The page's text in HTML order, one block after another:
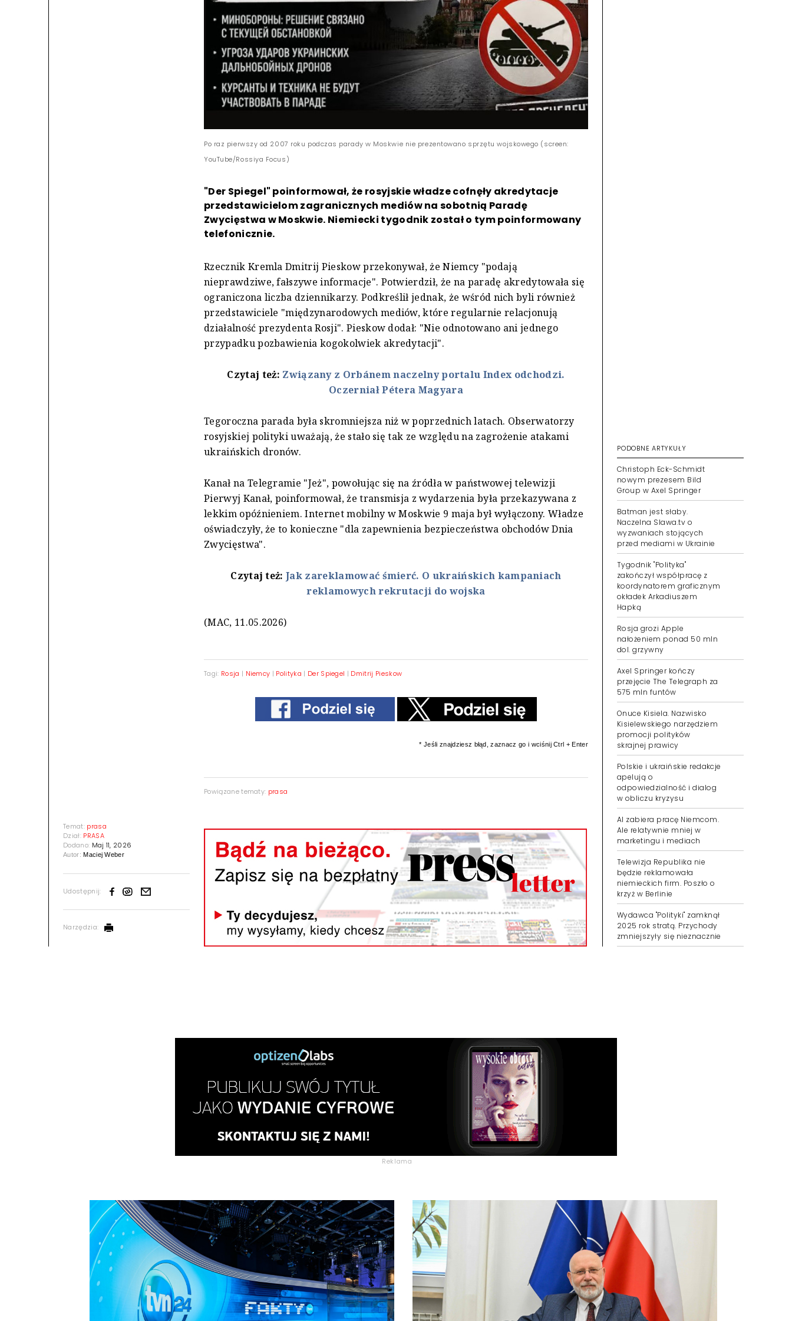
Temat: prasa
Dział: PRASA
Dodano: Maj 11, 2026
Autor:Maciej Weber
Udostępnij:
Narzędzia:
Po raz pierwszy od 2007 roku podczas parady w Moskwie nie prezentowano sprzętu wojskowego (screen:
YouTube/Rossiya Focus)
"Der Spiegel" poinformował, że rosyjskie władze cofnęły akredytacje
przedstawicielom zagranicznych mediów na sobotnią Paradę
Zwycięstwa w Moskwie. Niemiecki tygodnik został o tym poinformowany
telefonicznie.
Rzecznik Kremla Dmitrij Pieskow przekonywał, że Niemcy "podają
nieprawdziwe, fałszywe informacje". Potwierdził, że na paradę akredytowała się
ograniczona liczba dziennikarzy. Podkreślił jednak, że wśród nich byli również
przedstawiciele "międzynarodowych mediów, które regularnie relacjonują
działalność prezydenta Rosji". Pieskow dodał: "Nie odnotowano ani jednego
przypadku pozbawienia kogokolwiek akredytacji".
Czytaj też: Związany z Orbánem naczelny portalu Index odchodzi.
Oczerniał Pétera Magyara
Tegoroczna parada była skromniejsza niż w poprzednich latach. Obserwatorzy
rosyjskiej polityki uważają, że stało się tak ze względu na zagrożenie atakami
ukraińskich dronów.
Kanał na Telegramie "Jeż", powołując się na źródła w państwowej telewizji
Pierwyj Kanał, poinformował, że transmisja z wydarzenia była przekazywana z
lekkim opóźnieniem. Internet mobilny w Moskwie 9 maja był wyłączony. Władze
oświadczyły, że to konieczne "dla zapewnienia bezpieczeństwa obchodów Dnia
Zwycięstwa".
Czytaj też:Jak zareklamować śmierć. O ukraińskich kampaniach
reklamowych rekrutacji do wojska
(MAC, 11.05.2026)
Tagi: Rosja | Niemcy | Polityka | Der Spiegel | Dmitrij Pieskow
* Jeśli znajdziesz błąd, zaznacz go i wciśnij Ctrl + Enter
Powiązane tematy: prasa
PODOBNE ARTYKUŁY
Christoph Eck-Schmidt
nowym prezesem Bild
Group w Axel Springer
Batman jest słaby.
Naczelna Slawa.tv o
wyzwaniach stojących
przed mediami w Ukrainie
Tygodnik "Polityka"
zakończył współpracę z
koordynatorem graficznym
okładek Arkadiuszem
Hapką
Rosja grozi Apple
nałożeniem ponad 50 mln
dol. grzywny
Axel Springer kończy
przejęcie The Telegraph za
575 mln funtów
Onuce Kisiela. Nazwisko
Kisielewskiego narzędziem
promocji polityków
skrajnej prawicy
Polskie i ukraińskie redakcje
apelują o
odpowiedzialność i dialog
w obliczu kryzysu
AI zabiera pracę Niemcom.
Ale relatywnie mniej w
marketingu i mediach
Telewizja Republika nie
będzie reklamowała
niemieckich firm. Poszło o
krzyż w Berlinie
Wydawca "Polityki" zamknął
2025 rok stratą. Przychody
zmniejszyły się nieznacznie
Reklama